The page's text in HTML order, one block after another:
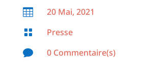
 20 Mai, 2021
 Presse
 0 Commentaire(s)